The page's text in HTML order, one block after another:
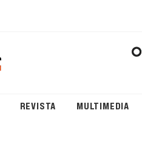
REVISTA MULTIMEDIA